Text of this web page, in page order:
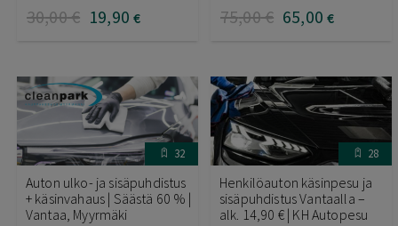
30,00€ 19,90 € 75,00€ 65,00 €
32
Auton ulko- ja sisäpuhdistus
+ käsinvahaus | Säästä 60 % |
Vantaa, Myyrmäki
28
Henkilöauton käsinpesu ja
sisäpuhdistus Vantaalla –
alk. 14,90 € | KH Autopesu